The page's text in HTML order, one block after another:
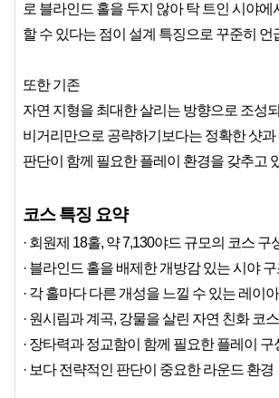
로 블라인드 홀을 두지 않아 탁 트인 시야에
할 수 있다는 점이 설계 특징으로 꾸준히 언
또한 기존
자연 지형을 최대한 살리는 방향으로 조성
비거리만으로 공략하기보다는 정확한 샷과
판단이 함께 필요한 플레이 환경을 갖추고
코스 특징 요약
· 회원제 18홀, 약 7,130야드 규모의 코스 구
· 블라인드 홀을 배제한 개방감 있는 시야
· 각 홀마다 다른 개성을 느낄 수 있는 레이
· 원시림과 계곡, 강물을 살린 자연 친화 코스
· 장타력과 정교함이 함께 필요한 플레이 구
· 보다 전략적인 판단이 중요한 라운드 환경